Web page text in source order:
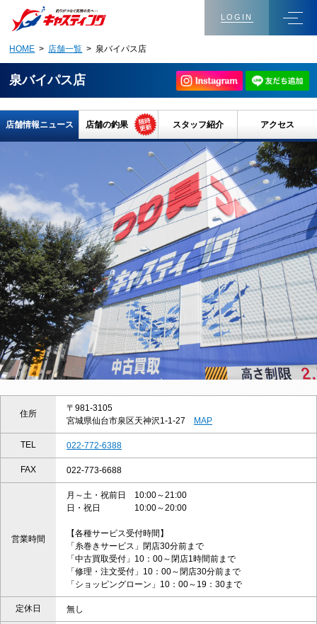
LOGIN
HOME > 店舗一覧 > 泉バイパス店
泉バイパス店
店舗情報ニュース 店舗の釣果 スタッフ紹介 アクセス
住所
〒981-3105
宮城県仙台市泉区天神沢1-1-27
MAP
TEL 022-772-6388
FAX 022-773-6688
営業時間
月～土・祝前日 10:00～21:00
日・祝日 10:00～20:00
【各種サービス受付時間】
「糸巻きサービス」閉店30分前まで
「中古買取受付」10：00～閉店1時間前まで
「修理・注文受付」10：00～閉店30分前まで
「ショッピングローン」10：00～19：30まで
定休日 無し